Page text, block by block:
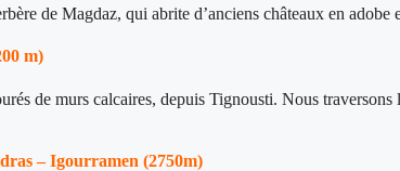
de Magdaz, qui abrite d’anciens châteaux en adobe
m)
de murs calcaires, depuis Tignousti. Nous
– Igourramen (2750m)